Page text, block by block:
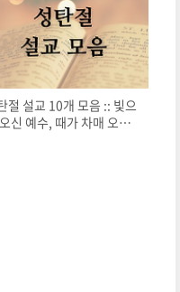
절 설교 10개 모음 :: 빛으
신 예수, 때가 차매 오신